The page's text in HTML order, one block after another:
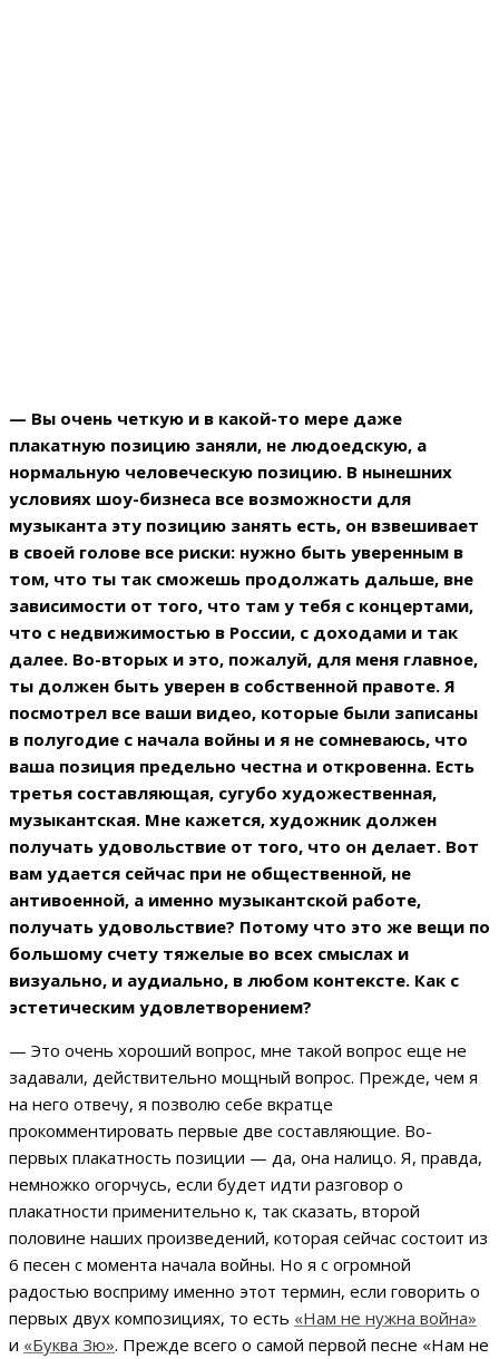
— Вы очень четкую и в какой-то мере даже
плакатную позицию заняли, не людоедскую, а
нормальную человеческую позицию. В нынешних
условиях шоу-бизнеса все возможности для
музыканта эту позицию занять есть, он взвешивает
в своей голове все риски: нужно быть уверенным в
том, что ты так сможешь продолжать дальше, вне
зависимости от того, что там у тебя с концертами,
что с недвижимостью в России, с доходами и так
далее. Во-вторых и это, пожалуй, для меня главное,
ты должен быть уверен в собственной правоте. Я
посмотрел все ваши видео, которые были записаны
в полугодие с начала войны и я не сомневаюсь, что
ваша позиция предельно честна и откровенна. Есть
третья составляющая, сугубо художественная,
музыкантская. Мне кажется, художник должен
получать удовольствие от того, что он делает. Вот
вам удается сейчас при не общественной, не
антивоенной, а именно музыкантской работе,
получать удовольствие? Потому что это же вещи по
большому счету тяжелые во всех смыслах и
визуально, и аудиально, в любом контексте. Как с
эстетическим удовлетворением?
— Это очень хороший вопрос, мне такой вопрос еще не
задавали, действительно мощный вопрос. Прежде, чем я
на него отвечу, я позволю себе вкратце
прокомментировать первые две составляющие. Во-
первых плакатность позиции — да, она налицо. Я, правда,
немножко огорчусь, если будет идти разговор о
плакатности применительно к, так сказать, второй
половине наших произведений, которая сейчас состоит из
6 песен с момента начала войны. Но я с огромной
радостью восприму именно этот термин, если говорить о
первых двух композициях, то есть «Нам не нужна война»
и «Буква Зю». Прежде всего о самой первой песне «Нам не